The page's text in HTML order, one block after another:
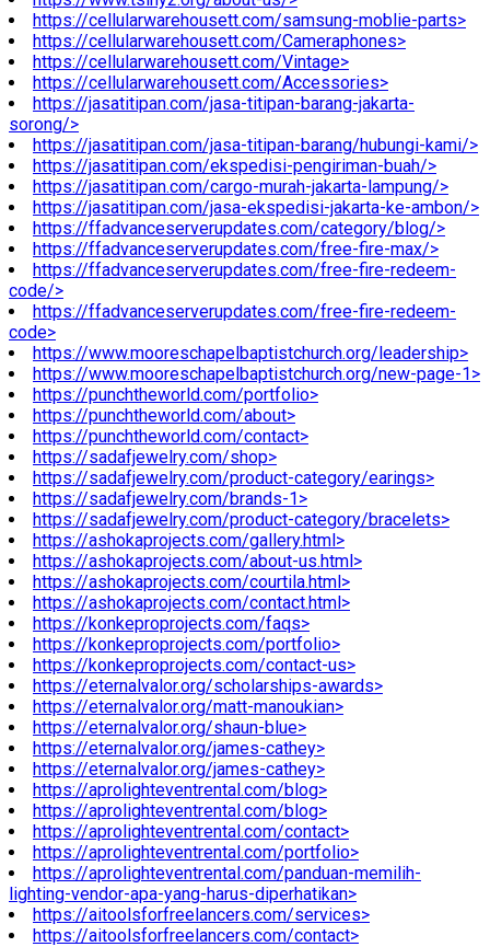
https://cellularwarehousett.com/samsung-moblie-parts>
https://cellularwarehousett.com/Cameraphones>
https://cellularwarehousett.com/Vintage>
https://cellularwarehousett.com/Accessories>
https://jasatitipan.com/jasa-titipan-barang-jakarta-
sorong/>
https://jasatitipan.com/jasa-titipan-barang/hubungi-kami/>
https://jasatitipan.com/ekspedisi-pengiriman-buah/>
https://jasatitipan.com/cargo-murah-jakarta-lampung/>
https://jasatitipan.com/jasa-ekspedisi-jakarta-ke-ambon/>
https://ffadvanceserverupdates.com/category/blog/>
https://ffadvanceserverupdates.com/free-fire-max/>
https://ffadvanceserverupdates.com/free-fire-redeem-
code/>
https://ffadvanceserverupdates.com/free-fire-redeem-
code>
https://www.mooreschapelbaptistchurch.org/leadership>
https://www.mooreschapelbaptistchurch.org/new-page-1>
https://punchtheworld.com/portfolio>
https://punchtheworld.com/about>
https://punchtheworld.com/contact>
https://sadafjewelry.com/shop>
https://sadafjewelry.com/product-category/earings>
https://sadafjewelry.com/brands-1>
https://sadafjewelry.com/product-category/bracelets>
https://ashokaprojects.com/gallery.html>
https://ashokaprojects.com/about-us.html>
https://ashokaprojects.com/courtila.html>
https://ashokaprojects.com/contact.html>
https://konkeproprojects.com/faqs>
https://konkeproprojects.com/portfolio>
https://konkeproprojects.com/contact-us>
https://eternalvalor.org/scholarships-awards>
https://eternalvalor.org/matt-manoukian>
https://eternalvalor.org/shaun-blue>
https://eternalvalor.org/james-cathey>
https://eternalvalor.org/james-cathey>
https://aprolighteventrental.com/blog>
https://aprolighteventrental.com/blog>
https://aprolighteventrental.com/contact>
https://aprolighteventrental.com/portfolio>
https://aprolighteventrental.com/panduan-memilih-
lighting-vendor-apa-yang-harus-diperhatikan>
https://aitoolsforfreelancers.com/services>
https://aitoolsforfreelancers.com/contact>